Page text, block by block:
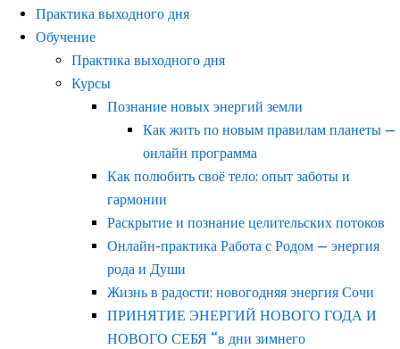
Практика выходного дня
Обучение
Практика выходного дня
Курсы
Познание новых энергий земли
Как жить по новым правилам планеты —
онлайн программа
Как полюбить своё тело: опыт заботы и
гармонии
Раскрытие и познание целительских потоков
Онлайн-практика Работа с Родом — энергия
рода и Души
Жизнь в радости: новогодняя энергия Сочи
ПРИНЯТИЕ ЭНЕРГИЙ НОВОГО ГОДА И
НОВОГО СЕБЯ “в дни зимнего